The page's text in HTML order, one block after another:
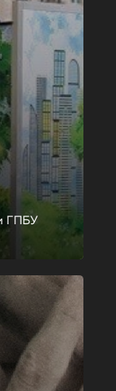
ГПБУ